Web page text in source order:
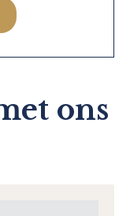
ons